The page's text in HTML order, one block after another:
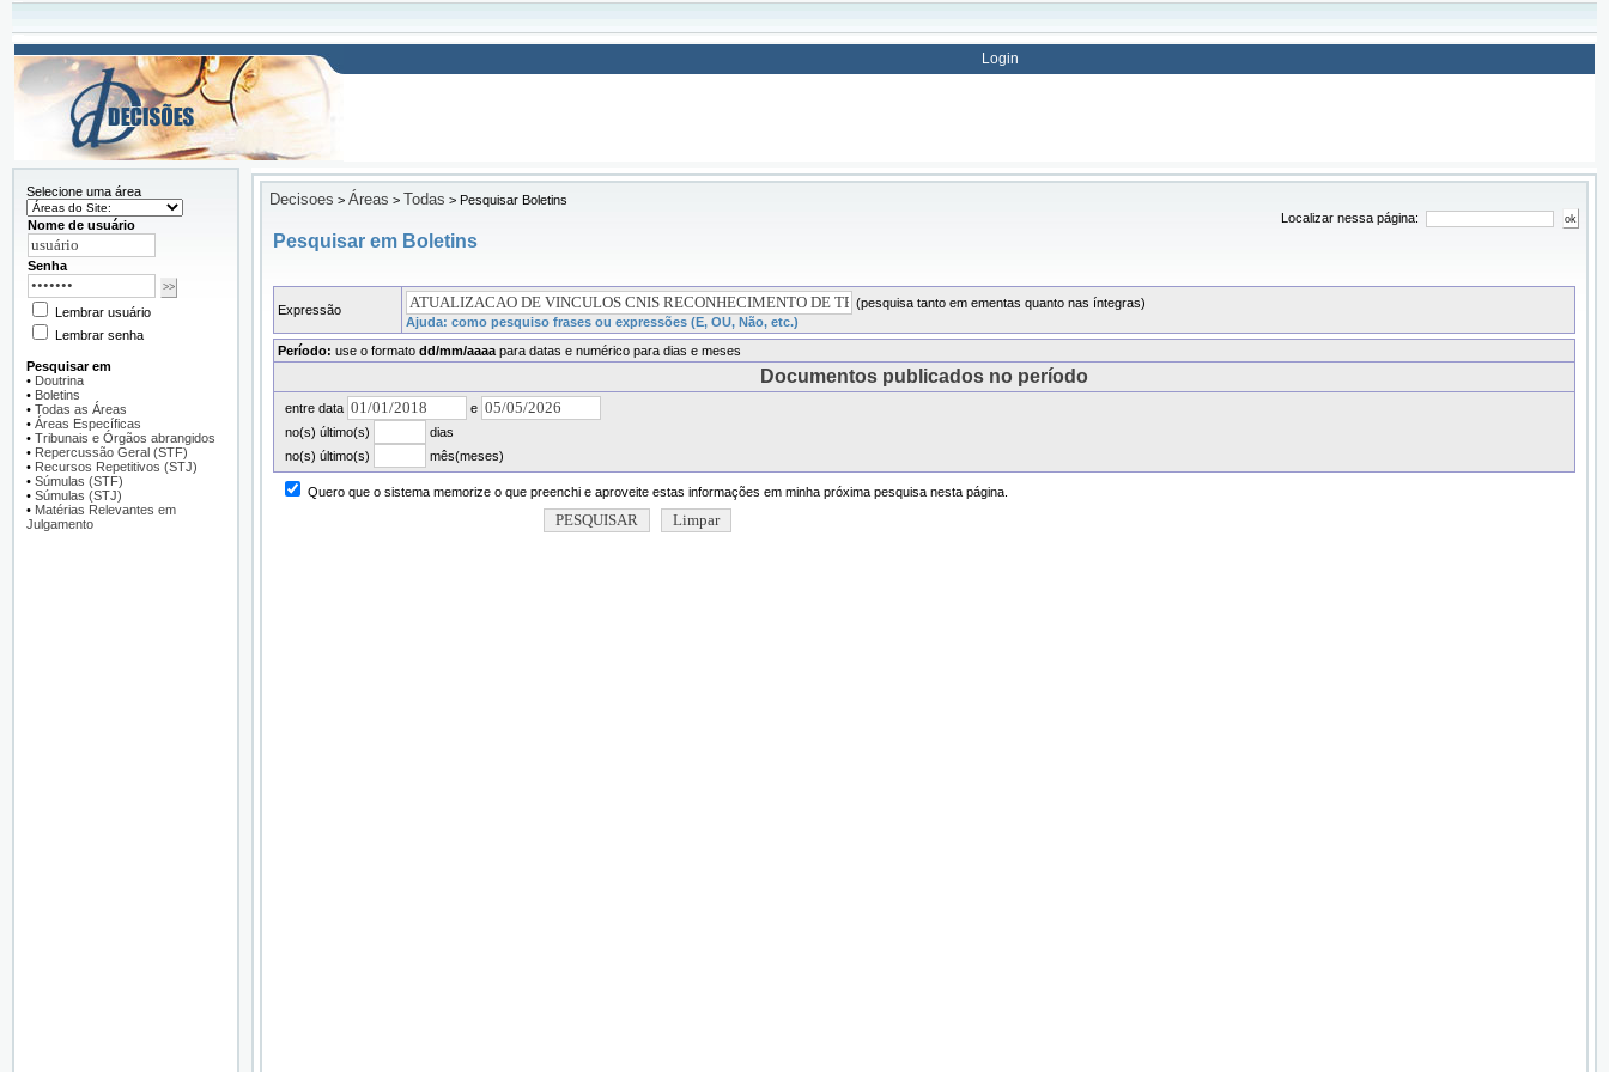
Login
Selecione uma área
Nome de usuário
Senha
Lembrar usuário
Lembrar senha
Pesquisar em
• Doutrina
• Boletins
• Todas as Áreas
• Áreas Específicas
• Tribunais e Órgãos abrangidos
• Repercussão Geral (STF)
• Recursos Repetitivos (STJ)
• Súmulas (STF)
• Súmulas (STJ)
• Matérias Relevantes em
Julgamento
Decisoes > Áreas > Todas > Pesquisar Boletins
Localizar nessa página:
Pesquisar em Boletins
Expressão
(pesquisa tanto em ementas quanto nas íntegras)
Ajuda: como pesquiso frases ou expressões (E, OU, Não, etc.)
Período: use o formato dd/mm/aaaa para datas e numérico para dias e meses
Documentos publicados no período
entre data
e
no(s) último(s)
dias
no(s) último(s)
mês(meses)
Quero que o sistema memorize o que preenchi e aproveite estas informações em minha próxima pesquisa nesta página.